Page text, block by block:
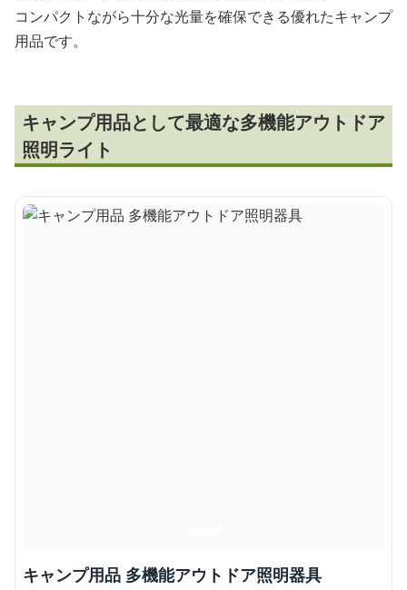
コンパクトながら十分な光量を確保できる優れたキャンプ
用品です。
キャンプ用品として最適な多機能アウトドア
照明ライト
キャンプ用品 多機能アウトドア照明器具